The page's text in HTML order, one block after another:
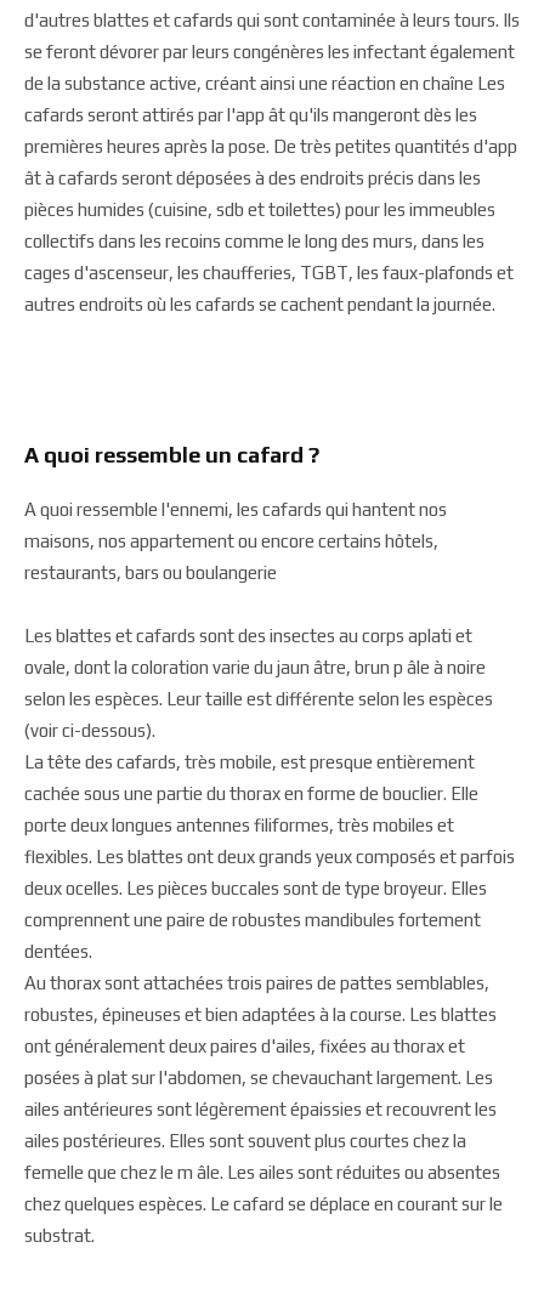
d'autres blattes et cafards qui sont contaminée à leurs tours. Ils
se feront dévorer par leurs congénères les infectant également
de la substance active, créant ainsi une réaction en chaîne Les
cafards seront attirés par l'app ât qu'ils mangeront dès les
premières heures après la pose. De très petites quantités d'app
ât à cafards seront déposées à des endroits précis dans les
pièces humides (cuisine, sdb et toilettes) pour les immeubles
collectifs dans les recoins comme le long des murs, dans les
cages d'ascenseur, les chaufferies, TGBT, les faux-plafonds et
autres endroits où les cafards se cachent pendant la journée.
A quoi ressemble un cafard ?
A quoi ressemble l'ennemi, les cafards qui hantent nos
maisons, nos appartement ou encore certains hôtels,
restaurants, bars ou boulangerie
Les blattes et cafards sont des insectes au corps aplati et
ovale, dont la coloration varie du jaun âtre, brun p âle à noire
selon les espèces. Leur taille est différente selon les espèces
(voir ci-dessous).
La tête des cafards, très mobile, est presque entièrement
cachée sous une partie du thorax en forme de bouclier. Elle
porte deux longues antennes filiformes, très mobiles et
flexibles. Les blattes ont deux grands yeux composés et parfois
deux ocelles. Les pièces buccales sont de type broyeur. Elles
comprennent une paire de robustes mandibules fortement
dentées.
Au thorax sont attachées trois paires de pattes semblables,
robustes, épineuses et bien adaptées à la course. Les blattes
ont généralement deux paires d'ailes, fixées au thorax et
posées à plat sur l'abdomen, se chevauchant largement. Les
ailes antérieures sont légèrement épaissies et recouvrent les
ailes postérieures. Elles sont souvent plus courtes chez la
femelle que chez le m âle. Les ailes sont réduites ou absentes
chez quelques espèces. Le cafard se déplace en courant sur le
substrat.